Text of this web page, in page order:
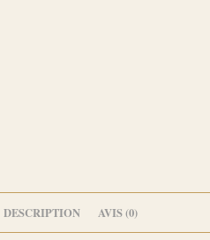
DESCRIPTION AVIS (0)